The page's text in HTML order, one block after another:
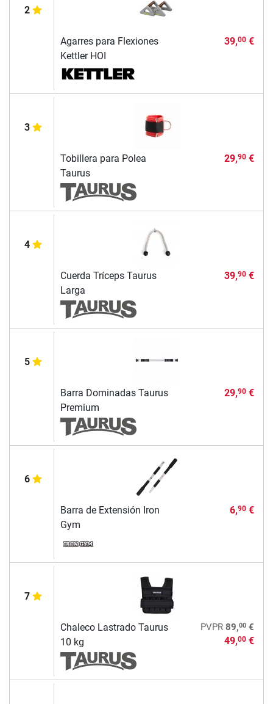
2
Agarres para Flexiones
Kettler HOI
39,00€
3
Tobillera para Polea
Taurus
29,90€
4
Cuerda Tríceps Taurus
Larga
39,90€
5
Barra Dominadas Taurus
Premium
29,90€
6
Barra de Extensión Iron
Gym
6,90€
7
Chaleco Lastrado Taurus
10 kg
PVPR 89,00€
49,00€